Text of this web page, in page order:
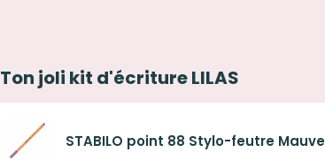
Ton joli kit d'écriture LILAS
STABILO point 88 Stylo-feutre